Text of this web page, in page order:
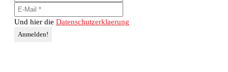
Und hier die Datenschutzerklaerung